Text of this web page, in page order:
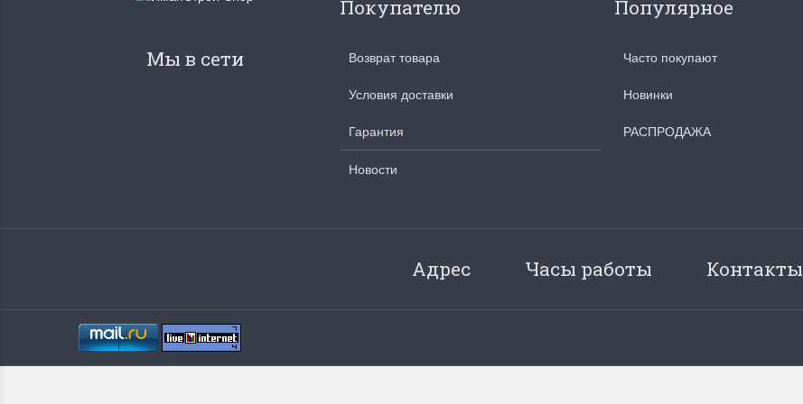
Мы в сети
Покупателю
Возврат товара
Условия доставки
Гарантия
Новости
Популярное
Часто покупают
Новинки
РАСПРОДАЖА
Адрес Часы работы Контакты